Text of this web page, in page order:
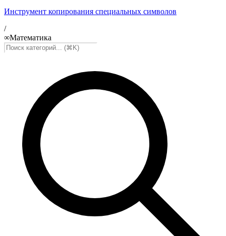
Инструмент копирования специальных символов
/
∞Математика